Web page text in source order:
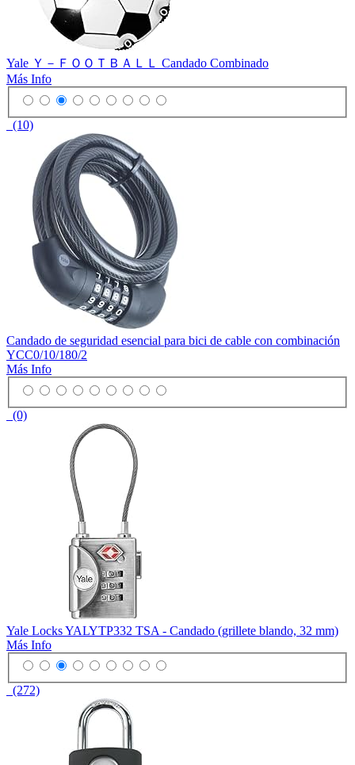
Yale Ｙ－ＦＯＯＴＢＡＬＬ Candado Combinado
Más Info
(10)
Candado de seguridad esencial para bici de cable con combinación
YCC0/10/180/2
Más Info
(0)
Yale Locks YALYTP332 TSA - Candado (grillete blando, 32 mm)
Más Info
(272)